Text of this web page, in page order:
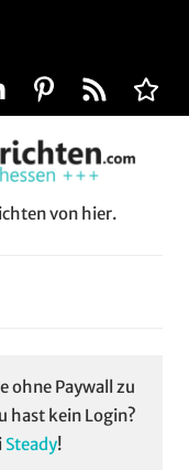
Pinterest
RSS-
Feed
Alle
von hier.
ohne Paywall zu
hast kein Login?
Steady!